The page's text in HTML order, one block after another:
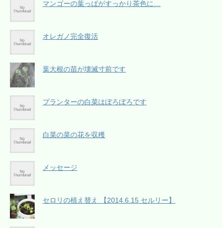
マンゴーの葉っぱがすっかり茶色に…
オレガノ完全復活
葉大根の苗が壊滅寸前です
プランターの白菜はぼろぼろです
白菜の菜の花を収穫
メッセージ
セロリの植え替え 【2014.6.15 セルリー】